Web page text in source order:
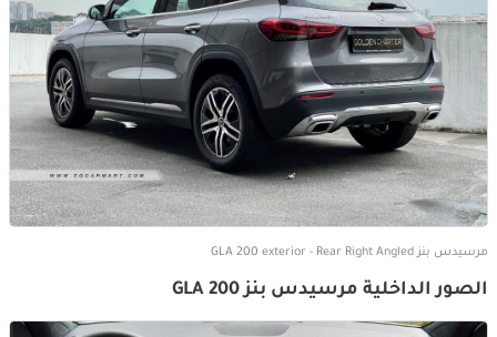
مرسيدس بنز GLA 200 exterior - Rear Right Angled
الصور الداخلية مرسيدس بنز GLA 200